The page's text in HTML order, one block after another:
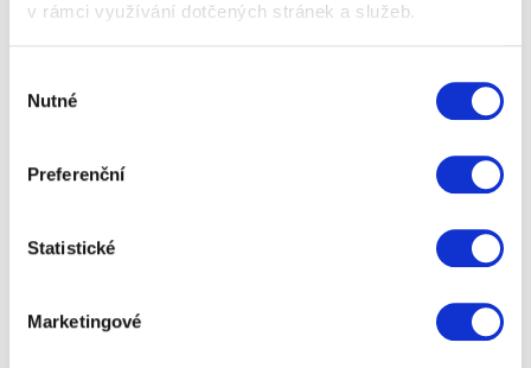
v rámci využívání dotčených stránek a služeb.
souhlasu
Nutné
Preferenční
Statistické
Marketingové
Jemná unisex vůně. Otevírá se svěžími tóny citrusů a